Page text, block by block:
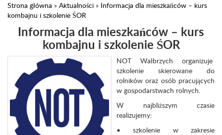
Strona główna » Aktualności » Informacja dla mieszkańców – kurs
kombajnu i szkolenie ŚOR
Informacja dla mieszkańców – kurs
kombajnu i szkolenie ŚOR
NOT Wałbrzych organizuje
szkolenie skierowane do
rolników oraz osób pracujących
w gospodarstwach rolnych.
W najbliższym czasie
realizujemy:
• szkolenie w zakresie